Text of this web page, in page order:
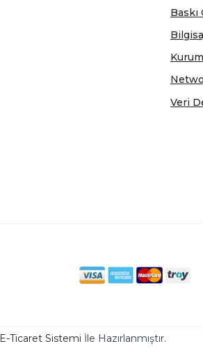
Veri
E-Ticaret Sistemi İle Hazırlanmıştır.